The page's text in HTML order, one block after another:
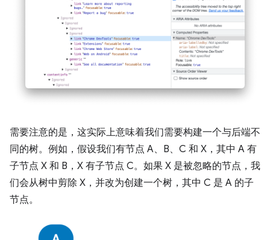
需要注意的是，这实际上意味着我们需要构建一个与后端不
同的树。例如，假设我们有节点 A、B、C 和 X，其中 A 有
子节点 X 和 B，X 有子节点 C。如果 X 是被忽略的节点，我
们会从树中剪除 X，并改为创建一个树，其中 C 是 A 的子
节点。